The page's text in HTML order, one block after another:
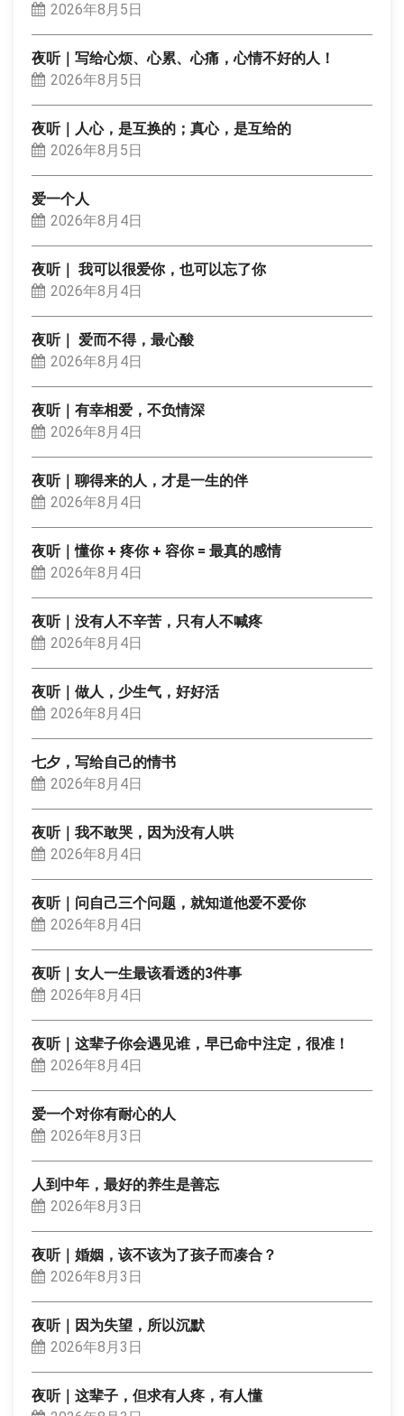
2026年8月5日
夜听｜写给心烦、心累、心痛，心情不好的人！
2026年8月5日
夜听｜人心，是互换的；真心，是互给的
2026年8月5日
爱一个人
2026年8月4日
夜听｜ 我可以很爱你，也可以忘了你
2026年8月4日
夜听｜ 爱而不得，最心酸
2026年8月4日
夜听｜有幸相爱，不负情深
2026年8月4日
夜听｜聊得来的人，才是一生的伴
2026年8月4日
夜听｜懂你 + 疼你 + 容你 = 最真的感情
2026年8月4日
夜听｜没有人不辛苦，只有人不喊疼
2026年8月4日
夜听｜做人，少生气，好好活
2026年8月4日
七夕，写给自己的情书
2026年8月4日
夜听｜我不敢哭，因为没有人哄
2026年8月4日
夜听｜问自己三个问题，就知道他爱不爱你
2026年8月4日
夜听｜女人一生最该看透的3件事
2026年8月4日
夜听｜这辈子你会遇见谁，早已命中注定，很准！
2026年8月4日
爱一个对你有耐心的人
2026年8月3日
人到中年，最好的养生是善忘
2026年8月3日
夜听｜婚姻，该不该为了孩子而凑合？
2026年8月3日
夜听｜因为失望，所以沉默
2026年8月3日
夜听｜这辈子，但求有人疼，有人懂